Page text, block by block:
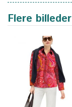
Flere billeder